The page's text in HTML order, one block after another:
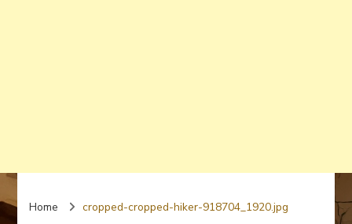
Home cropped-cropped-hiker-918704_1920.jpg